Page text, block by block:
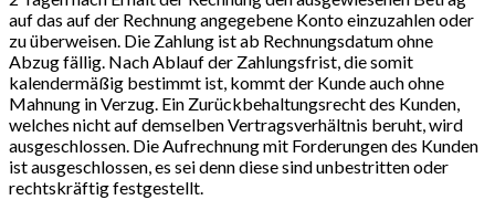
auf das auf der Rechnung angegebene Konto einzuzahlen oder
zu überweisen. Die Zahlung ist ab Rechnungsdatum ohne
Abzug fällig. Nach Ablauf der Zahlungsfrist, die somit
kalendermäßig bestimmt ist, kommt der Kunde auch ohne
Mahnung in Verzug. Ein Zurückbehaltungsrecht des Kunden,
welches nicht auf demselben Vertragsverhältnis beruht, wird
ausgeschlossen. Die Aufrechnung mit Forderungen des Kunden
ist ausgeschlossen, es sei denn diese sind unbestritten oder
rechtskräftig festgestellt.